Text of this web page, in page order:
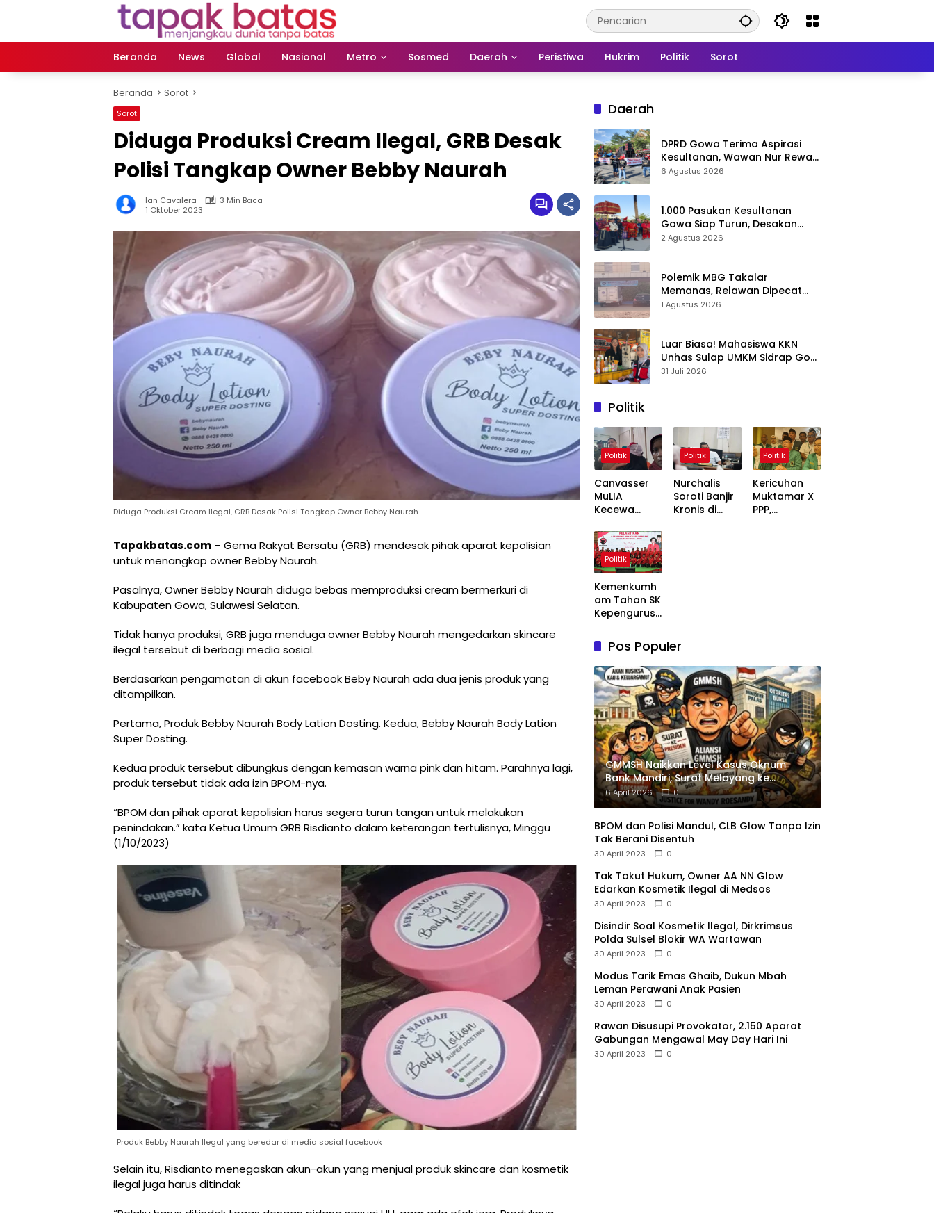
Beranda
News Global Nasional Metro Sosmed Daerah Peristiwa Hukrim Politik Sorot
Beranda Sorot
Sorot
Diduga Produksi Cream Ilegal, GRB Desak
Polisi Tangkap Owner Bebby Naurah
Ian Cavalera
3 Min Baca
1 Oktober 2023
Diduga Produksi Cream Ilegal, GRB Desak Polisi Tangkap Owner Bebby Naurah
Tapakbatas.com – Gema Rakyat Bersatu (GRB) mendesak pihak aparat kepolisian
untuk menangkap owner Bebby Naurah.
Pasalnya, Owner Bebby Naurah diduga bebas memproduksi cream bermerkuri di
Kabupaten Gowa, Sulawesi Selatan.
Tidak hanya produksi, GRB juga menduga owner Bebby Naurah mengedarkan skincare
ilegal tersebut di berbagi media sosial.
Berdasarkan pengamatan di akun facebook Beby Naurah ada dua jenis produk yang
ditampilkan.
Pertama, Produk Bebby Naurah Body Lation Dosting. Kedua, Bebby Naurah Body Lation
Super Dosting.
Kedua produk tersebut dibungkus dengan kemasan warna pink dan hitam. Parahnya lagi,
produk tersebut tidak ada izin BPOM-nya.
“BPOM dan pihak aparat kepolisian harus segera turun tangan untuk melakukan
penindakan.” kata Ketua Umum GRB Risdianto dalam keterangan tertulisnya, Minggu
(1/10/2023)
Produk Bebby Naurah Ilegal yang beredar di media sosial facebook
Selain itu, Risdianto menegaskan akun-akun yang menjual produk skincare dan kosmetik
ilegal juga harus ditindak
Daerah
DPRD Gowa Terima Aspirasi
Kesultanan, Wawan Nur Rewa
Apresiasi Polresta Gowa
6 Agustus 2026
1.000 Pasukan Kesultanan
Gowa Siap Turun, Desakan
Cabut Perda LAD Menguat
2 Agustus 2026
Polemik MBG Takalar
Memanas, Relawan Dipecat
Sepihak? BGN Mulai Bongkar
1 Agustus 2026
Luar Biasa! Mahasiswa KKN
Unhas Sulap UMKM Sidrap Go
Digital dalam Hitungan Hari
31 Juli 2026
Politik
Politik
Canvasser
MuLIA
Kecewa
Respons
Appi Soal
RT/RW Dinilai
Menyinggung
Politik
Nurchalis
Soroti Banjir
Kronis di
Politik
Kericuhan
Muktamar X
PPP,
Politik
Kemenkumh
am Tahan SK
Kepengurusa
Tunggu
Kelengkapan
Administrasi
Pos Populer
GMMSH Naikkan Level Kasus Oknum
Bank Mandiri, Surat Melayang ke
Presiden
6 April 2026 0
BPOM dan Polisi Mandul, CLB Glow Tanpa Izin
Tak Berani Disentuh
30 April 2023 0
Tak Takut Hukum, Owner AA NN Glow
Edarkan Kosmetik Ilegal di Medsos
30 April 2023 0
Disindir Soal Kosmetik Ilegal, Dirkrimsus
Polda Sulsel Blokir WA Wartawan
30 April 2023 0
Modus Tarik Emas Ghaib, Dukun Mbah
Leman Perawani Anak Pasien
30 April 2023 0
Rawan Disusupi Provokator, 2.150 Aparat
Gabungan Mengawal May Day Hari Ini
30 April 2023 0